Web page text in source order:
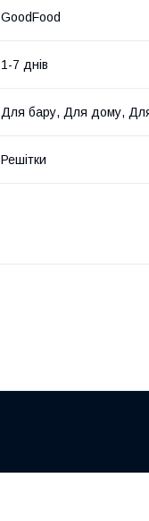
GoodFood
1-7 днів
Для бару, Для дому,
Решітки